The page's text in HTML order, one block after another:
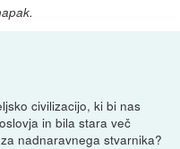
civilizacijo, ki bi nas
in bila stara več
nadnaravnega stvarnika?